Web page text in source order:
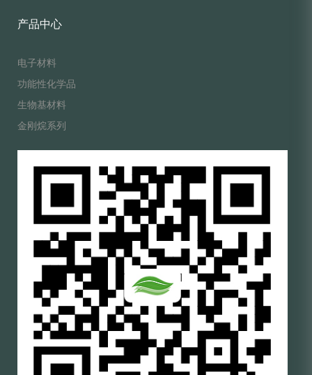
产品中心
电子材料
功能性化学品
生物基材料
金刚烷系列